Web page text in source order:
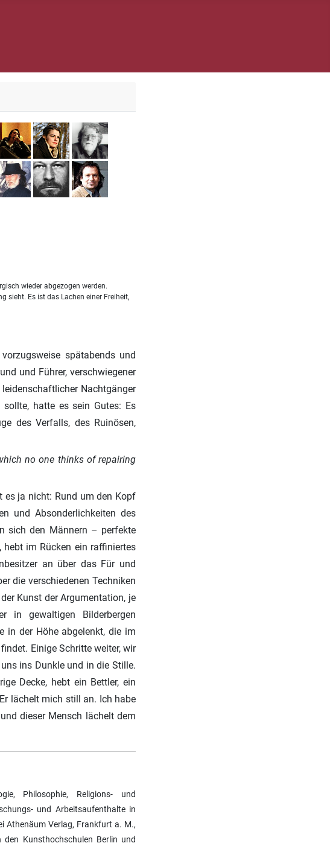
Körner
Manuel KringsLaura SolbachPaul Mersmann
Verdaguer
Dimitri VojnovJürgen Wölbing
Ali Zülfikar
wieder abgezogen werden.
sieht. Es ist das Lachen einer Freiheit,
spätabends und
und Führer, verschwiegener
Nachtgänger
hatte es sein Gutes: Es
des Verfalls, des Ruinösen,
no one thinks of repairing
es ja nicht: Rund um den Kopf
und Absonderlichkeiten des
sich den Männern – perfekte
im Rücken ein raffiniertes
an über das Für und
die verschiedenen Techniken
Kunst der Argumentation, je
in gewaltigen Bilderbergen
in der Höhe abgelenkt, die im
Einige Schritte weiter, wir
ins Dunkle und in die Stille.
Decke, hebt ein Bettler, ein
lächelt mich still an. Ich habe
dieser Mensch lächelt dem
Philosophie, Religions- und
und Arbeitsaufenthalte in
Athenäum Verlag, Frankfurt a. M.,
Kunsthochschulen Berlin und